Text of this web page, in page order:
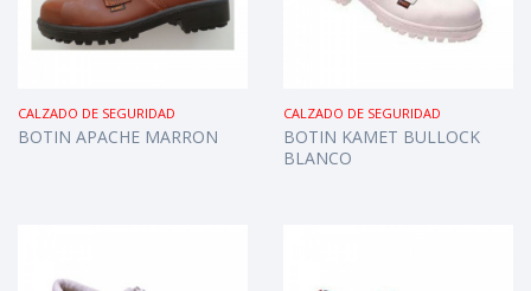
CALZADO DE SEGURIDAD
BOTIN APACHE MARRON
CALZADO DE SEGURIDAD
BOTIN KAMET BULLOCK
BLANCO